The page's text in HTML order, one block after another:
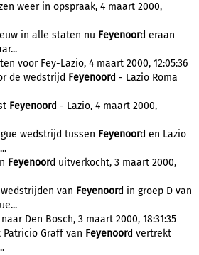
weer in opspraak, 4 maart 2000,
in alle staten nu Feyenoord eraan
voor Fey-Lazio, 4 maart 2000, 12:05:36
de wedstrijd Feyenoord - Lazio Roma
Feyenoord - Lazio, 4 maart 2000,
wedstrijd tussen Feyenoord en Lazio
Feyenoord uitverkocht, 3 maart 2000,
van Feyenoord in groep D van
Den Bosch, 3 maart 2000, 18:31:35
Patricio Graff van Feyenoord vertrekt